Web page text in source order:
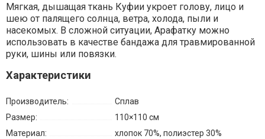
Мягкая, дышащая ткань Куфии укроет голову, лицо и
шею от палящего солнца, ветра, холода, пыли и
насекомых. В сложной ситуации, Арафатку можно
использовать в качестве бандажа для травмированной
руки, шины или повязки.
Характеристики
Производитель:
Сплав
Размер:
110×110 см
Материал:
хлопок 70%, полиэстер 30%